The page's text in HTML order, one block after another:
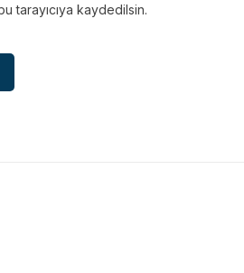
tarayıcıya kaydedilsin.